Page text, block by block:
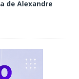
de Alexandre